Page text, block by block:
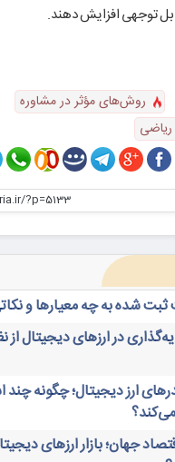
توجهی افزایش دهند.
روش‌های مؤثر در مشاوره
ریاضی
?p=5133
شده به چه معیارها و
در ارزهای دیجیتال از
ارز دیجیتال؛ چگونه چند
می‌کند؟